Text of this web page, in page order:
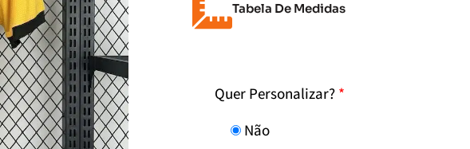
Tabela De Medidas
Quer Personalizar? *
Não